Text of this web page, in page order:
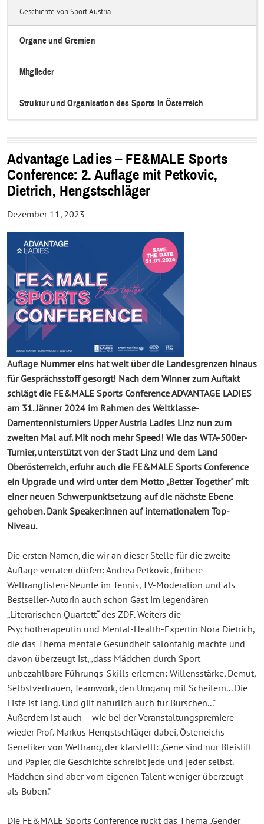
Geschichte von Sport Austria
Organe und Gremien
Mitglieder
Struktur und Organisation des Sports in Österreich
Advantage Ladies – FE&MALE Sports
Conference: 2. Auflage mit Petkovic,
Dietrich, Hengstschläger
Dezember 11, 2023
Auflage Nummer eins hat weit über die Landesgrenzen hinaus
für Gesprächsstoff gesorgt! Nach dem Winner zum Auftakt
schlägt die FE&MALE Sports Conference ADVANTAGE LADIES
am 31. Jänner 2024 im Rahmen des Weltklasse-
Damentennisturniers Upper Austria Ladies Linz nun zum
zweiten Mal auf. Mit noch mehr Speed! Wie das WTA-500er-
Turnier, unterstützt von der Stadt Linz und dem Land
Oberösterreich, erfuhr auch die FE&MALE Sports Conference
ein Upgrade und wird unter dem Motto „Better Together" mit
einer neuen Schwerpunktsetzung auf die nächste Ebene
gehoben. Dank Speaker:innen auf internationalem Top-
Niveau.
Die ersten Namen, die wir an dieser Stelle für die zweite
Auflage verraten dürfen: Andrea Petkovic, frühere
Weltranglisten-Neunte im Tennis, TV-Moderation und als
Bestseller-Autorin auch schon Gast im legendären
„Literarischen Quartett“ des ZDF. Weiters die
Psychotherapeutin und Mental-Health-Expertin Nora Dietrich,
die das Thema mentale Gesundheit salonfähig machte und
davon überzeugt ist, „dass Mädchen durch Sport
unbezahlbare Führungs-Skills erlernen: Willensstärke, Demut,
Selbstvertrauen, Teamwork, den Umgang mit Scheitern... Die
Liste ist lang. Und gilt natürlich auch für Burschen..."
Außerdem ist auch – wie bei der Veranstaltungspremiere –
wieder Prof. Markus Hengstschläger dabei, Österreichs
Genetiker von Weltrang, der klarstellt: „Gene sind nur Bleistift
und Papier, die Geschichte schreibt jede und jeder selbst.
Mädchen sind aber vom eigenen Talent weniger überzeugt
als Buben."
Die FE&MALE Sports Conference rückt das Thema „Gender